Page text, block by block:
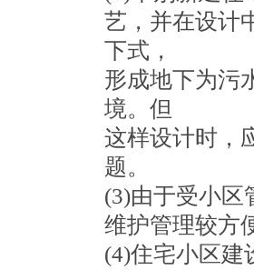
艺，并在设计
下式，
形成地下为污
境。但
这样设计时，
题。
(3)由于受小区
维护管理较方
(4)住宅小区建